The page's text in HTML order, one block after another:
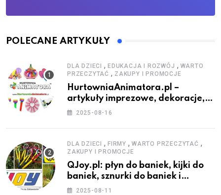
POLECANE ARTYKUŁY
DLA DZIECI , EDUKACJA I ROZWÓJ , WARTO
PRZECZYTAĆ , ZAKUPY I PROMOCJE
HurtowniaAnimatora.pl –
artykuły imprezowe, dekoracje,
stroje i akcesoria dla animatorów
2025-08-16
DLA DZIECI , FIRMY , WARTO PRZECZYTAĆ ,
ZAKUPY I PROMOCJE
QJoy.pl: płyn do baniek, kijki do
baniek, sznurki do baniek i
zestawy do baniek
2025-08-11